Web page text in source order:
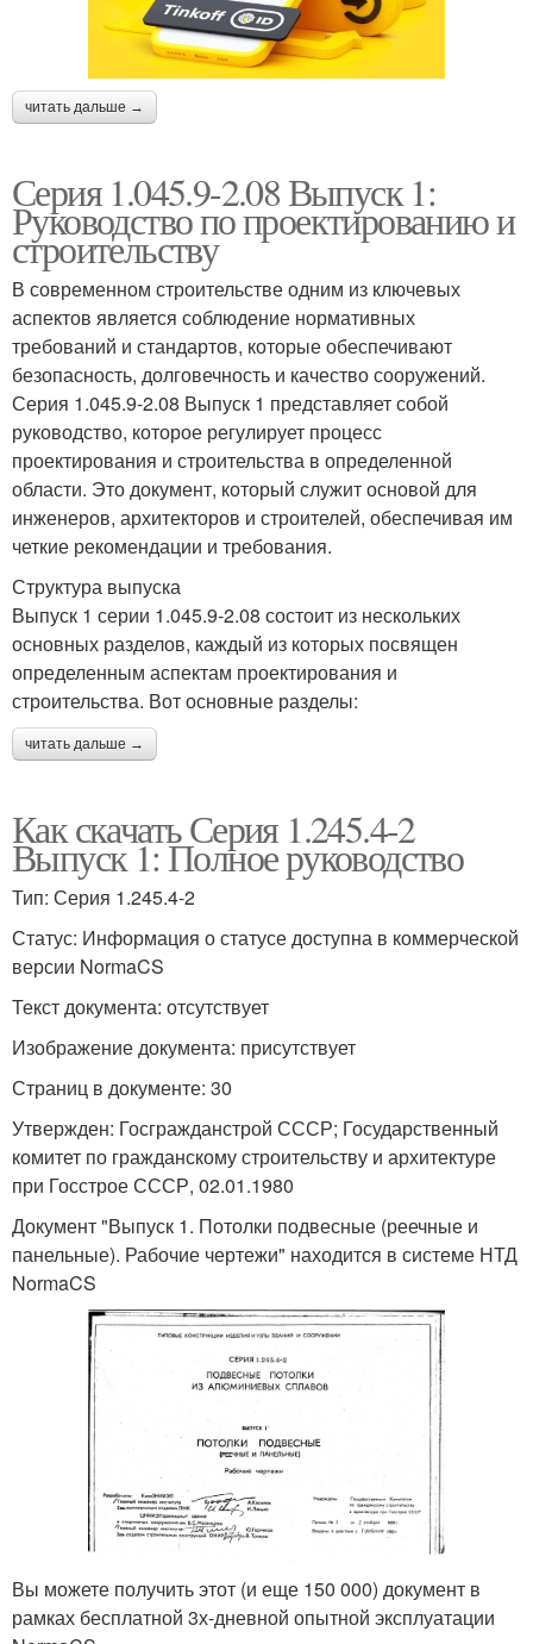
читать дальше →
Серия 1.045.9-2.08 Выпуск 1:
Руководство по проектированию и
строительству
В современном строительстве одним из ключевых
аспектов является соблюдение нормативных
требований и стандартов, которые обеспечивают
безопасность, долговечность и качество сооружений.
Серия 1.045.9-2.08 Выпуск 1 представляет собой
руководство, которое регулирует процесс
проектирования и строительства в определенной
области. Это документ, который служит основой для
инженеров, архитекторов и строителей, обеспечивая им
четкие рекомендации и требования.
Структура выпуска
Выпуск 1 серии 1.045.9-2.08 состоит из нескольких
основных разделов, каждый из которых посвящен
определенным аспектам проектирования и
строительства. Вот основные разделы:
читать дальше →
Как скачать Серия 1.245.4-2
Выпуск 1: Полное руководство
Тип: Серия 1.245.4-2
Статус: Информация о статусе доступна в коммерческой
версии NormaCS
Текст документа: отсутствует
Изображение документа: присутствует
Страниц в документе: 30
Утвержден: Госгражданстрой СССР; Государственный
комитет по гражданскому строительству и архитектуре
при Госстрое СССР, 02.01.1980
Документ "Выпуск 1. Потолки подвесные (реечные и
панельные). Рабочие чертежи" находится в системе НТД
NormaCS
Вы можете получить этот (и еще 150 000) документ в
рамках бесплатной 3х-дневной опытной эксплуатации